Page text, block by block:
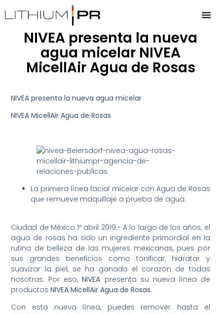
NIVEA presenta la nueva
agua micelar NIVEA
MicellAir Agua de Rosas
NIVEA presenta la nueva agua micelar
NIVEA MicellAir Agua de Rosas
La primera línea facial micelar con Agua de Rosas
que remueve maquillaje a prueba de agua.
Ciudad de México 1º abril 2019.- A lo largo de los años, el
agua de rosas ha sido un ingrediente primordial en la
rutina de belleza de las mujeres mexicanas, pues por
sus grandes beneficios como tonificar, hidratar y
suavizar la piel, se ha ganado el corazón de todas
nosotras. Por eso,NIVEA presenta su nueva línea de
productosNIVEA MicellAir Agua de Rosas.
Con esta nueva línea, puedes remover hasta el